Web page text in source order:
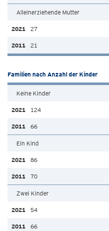
Alleinerziehende Mutter
27
21
Familien nach Anzahl der Kinder
Keine Kinder
124
66
Ein Kind
86
70
Zwei Kinder
54
66